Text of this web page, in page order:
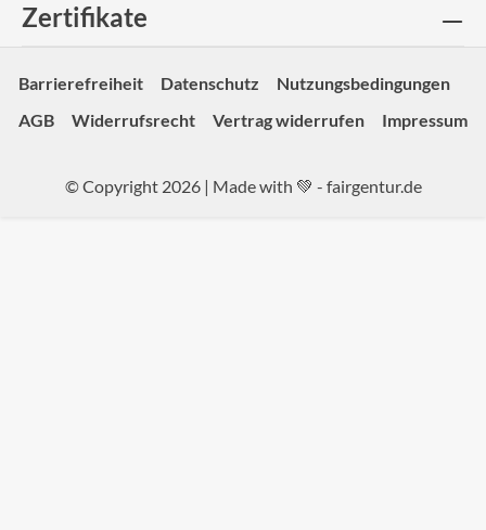
Zertifikate
Barrierefreiheit Datenschutz
Nutzungsbedingungen
AGB
Widerrufsrecht Vertrag widerrufen Impressum
© Copyright 2026 | Made with 💚 - fairgentur.de